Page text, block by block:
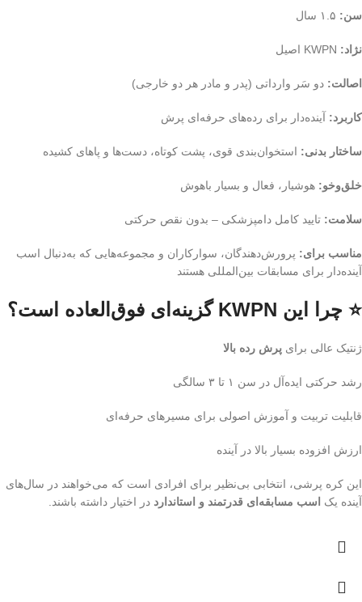
سن:
نژاد:
اصالت: دو سَر وارداتی (پدر و مادر هر دو خارجی)
کاربرد: آینده‌دار برای رده‌های حرفه‌ای پرش
ساختار بدنی: استخوان‌بندی قوی، پشت کوتاه، دست‌ها و پاهای کشیده
خلق‌وخو: هوشیار، فعال و بسیار باهوش
سلامت: تایید کامل دامپزشکی – بدون نقص حرکتی
مناسب برای: پرورش‌دهندگان، سوارکاران و مجموعه‌هایی که به‌دنبال اسب
آینده‌دار برای مسابقات بین‌المللی هستند
⭐ چرا این KWPN گزینه‌ای فوق‌العاده است؟
ژنتیک عالی برای پرش رده بالا
رشد حرکتی ایده‌آل در سن ۱ تا ۳ سالگی
قابلیت تربیت و آموزش اصولی برای مسیرهای حرفه‌ای
ارزش افزوده بسیار بالا در آینده
این کره پرشی، انتخابی بی‌نظیر برای افرادی است که می‌خواهند در سال‌های
آینده یک
اسب مسابقه‌ای قدرتمند و استاندارد در اختیار داشته باشند.